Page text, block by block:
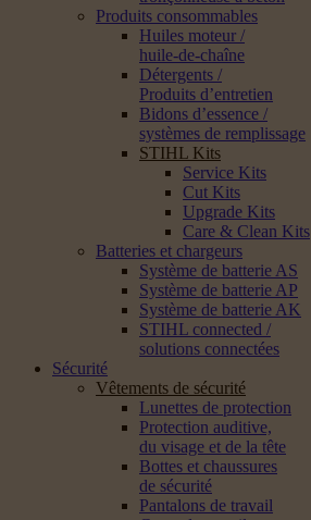
Produits consommables
Huiles moteur /
huile-de-chaîne
Détergents /
Produits d’entretien
Bidons d’essence /
systèmes de remplissage
STIHL Kits
Service Kits
Cut Kits
Upgrade Kits
Care & Clean Kits
Batteries et chargeurs
Système de batterie AS
Système de batterie AP
Système de batterie AK
STIHL connected /
solutions connectées
Sécurité
Vêtements de sécurité
Lunettes de protection
Protection auditive,
du visage et de la tête
Bottes et chaussures
de sécurité
Pantalons de travail